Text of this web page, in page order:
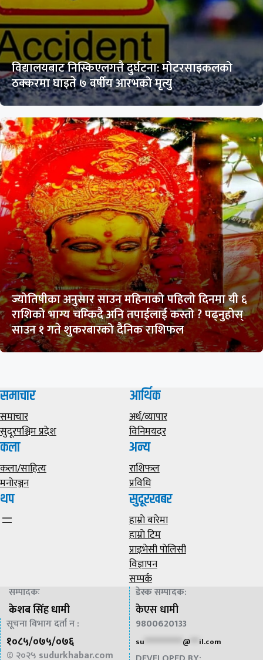
विद्यालयबाट निस्किएलगत्तै दुर्घटना: मोटरसाइकलको
ठक्करमा घाइते ७ वर्षीय आरभको मृत्यु
ज्योतिषीका अनुसार साउन महिनाको पहिलो दिनमा यी ६
राशिको भाग्य चम्किदै अनि तपाईलाई कस्तो ? पढ्नुहोस्
साउन १ गते शुकरबारको दैनिक राशिफल
समाचार
समाचार
सुदूरपश्चिम प्रदेश
आर्थिक
अर्थ/व्यापार
विनिमयदर
कला
कला/साहित्य
मनोरञ्जन
अन्य
राशिफल
प्रविधि
थप सुदूरखबर
हाम्राे बारेमा
हाम्राे टिम
प्राइभेसी पाेलिसी
विज्ञापन
सम्पर्क
सम्पादकः
केशब सिंह धामी
डेस्क सम्पादक:
केएस धामी
सूचना विभाग दर्ता न :
१०८५/०७५/०७६
9800620133
su @*** il.com
© २०२५ sudurkhabar.com